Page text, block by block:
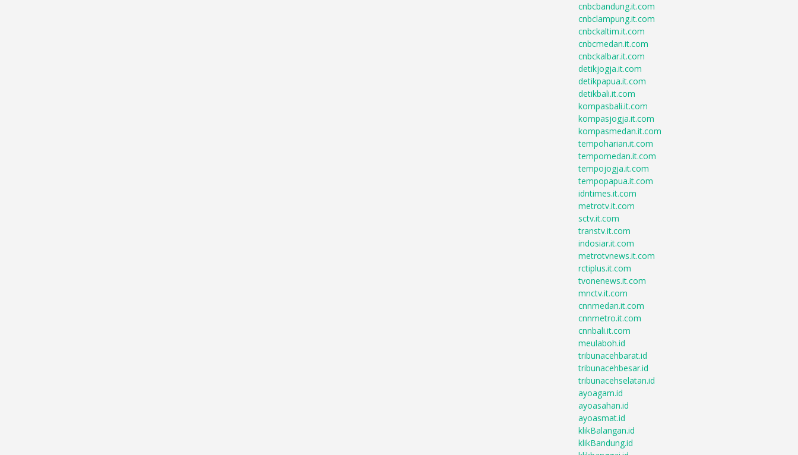
cnbcbandung.it.com
cnbclampung.it.com
cnbckaltim.it.com
cnbcmedan.it.com
cnbckalbar.it.com
detikjogja.it.com
detikpapua.it.com
detikbali.it.com
kompasbali.it.com
kompasjogja.it.com
kompasmedan.it.com
tempoharian.it.com
tempomedan.it.com
tempojogja.it.com
tempopapua.it.com
idntimes.it.com
metrotv.it.com
sctv.it.com
transtv.it.com
indosiar.it.com
metrotvnews.it.com
rctiplus.it.com
tvonenews.it.com
mnctv.it.com
cnnmedan.it.com
cnnmetro.it.com
cnnbali.it.com
meulaboh.id
tribunacehbarat.id
tribunacehbesar.id
tribunacehselatan.id
ayoagam.id
ayoasahan.id
ayoasmat.id
klikBalangan.id
klikBandung.id